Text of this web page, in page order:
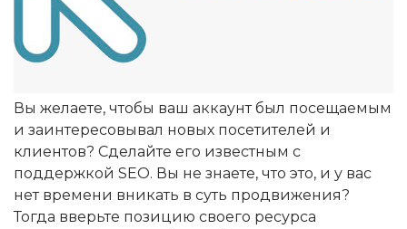
Вы желаете, чтобы ваш аккаунт был посещаемым
и заинтересовывал новых посетителей и
клиентов? Сделайте его известным с
поддержкой SEO. Вы не знаете, что это, и у вас
нет времени вникать в суть продвижения?
Тогда вверьте позицию своего ресурса